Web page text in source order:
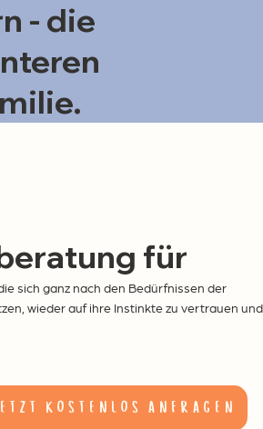
- die
für
sich ganz nach den Bedürfnissen der
wieder auf ihre Instinkte zu vertrauen und
kostenlos anfragen